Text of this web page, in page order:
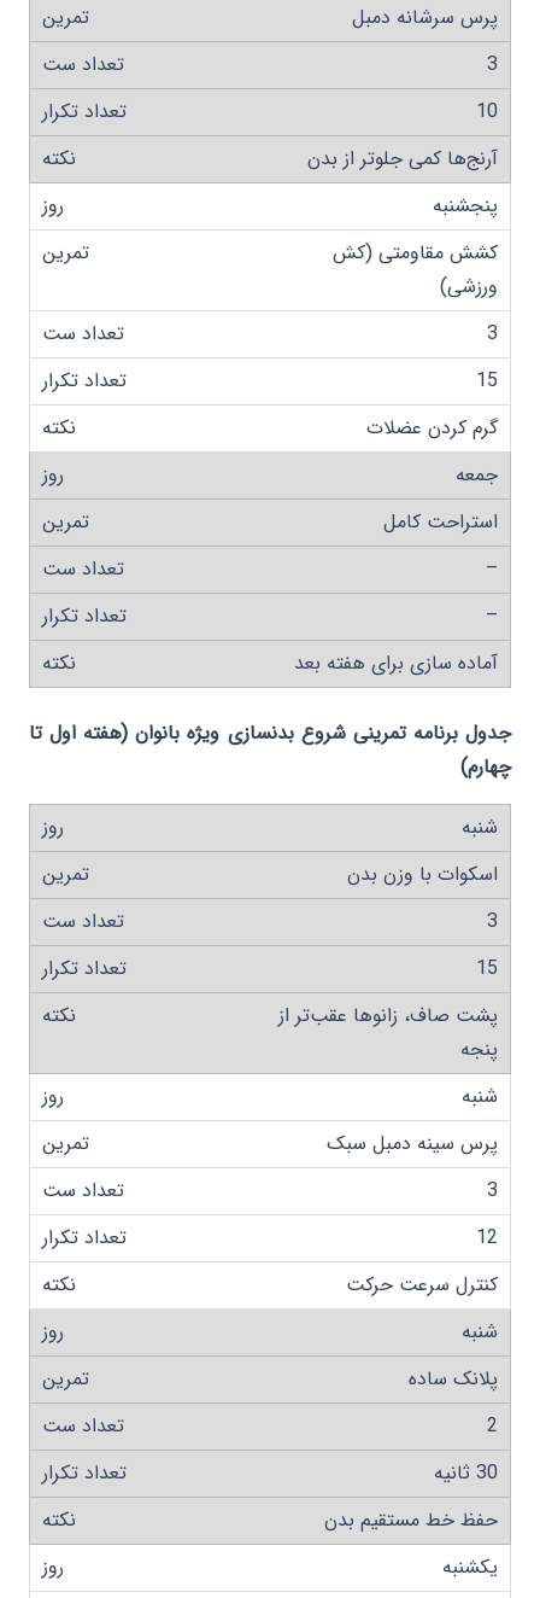
پرس سرشانه دمبل
3
10
آرنج‌ها کمی جلوتر از بدن
پنجشنبه
کشش مقاومتی (کش
ورزشی)
3
15
گرم کردن عضلات
جمعه
استراحت کامل
–
–
آماده سازی برای هفته بعد
جدول برنامه تمرینی شروع بدنسازی ویژه بانوان (هفته اول تا
چهارم)
شنبه
اسکوات با وزن بدن
3
15
پشت صاف، زانوها عقب‌تر از
پنجه
شنبه
پرس سینه دمبل سبک
3
12
کنترل سرعت حرکت
شنبه
پلانک ساده
2
30 ثانیه
حفظ خط مستقیم بدن
یکشنبه